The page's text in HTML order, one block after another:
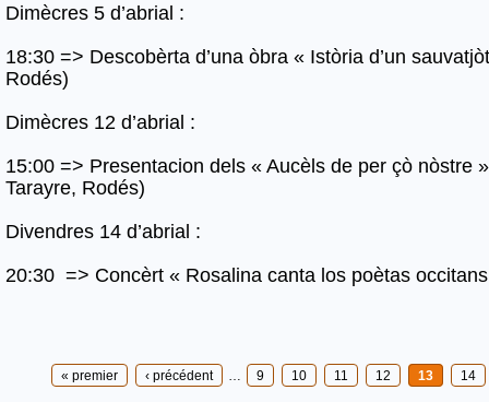
Dimècres 5 d’abrial :
18:30 => Descobèrta d’una òbra « Istòria d’un
Rodés)
Dimècres 12 d’abrial :
15:00 => Presentacion dels « Aucèls de per çò nòstre
Tarayre, Rodés)
Divendres 14 d’abrial :
20:30 => Concèrt « Rosalina canta los poètas
Pages« premier ‹ précédent 9 10 11 12 13 14